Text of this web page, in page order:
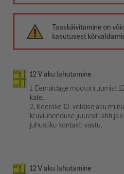
Taaskäivitamine on
kasutusest
12 V aku lahutamine
1. Eemaldage mootoriruumist
kate.
2. Keerake 12-voldise aku
kruviühenduse juurest lahti ja
juhusliku kontakti vastu.
12 V aku lahutamine